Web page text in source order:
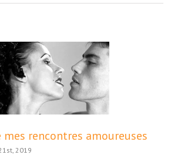
mes rencontres amoureuses
2019